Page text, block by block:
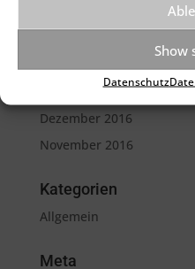
Show
Datenschutz
Februar 2017
Januar 2017
Dezember 2016
November 2016
Kategorien
Allgemein
Meta